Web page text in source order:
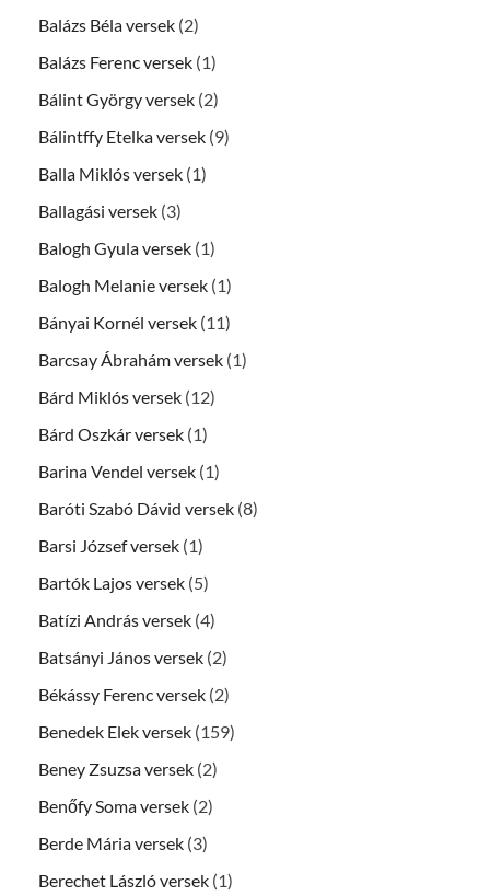
Balázs Béla versek (2)
Balázs Ferenc versek (1)
Bálint György versek (2)
Bálintffy Etelka versek (9)
Balla Miklós versek (1)
Ballagási versek (3)
Balogh Gyula versek (1)
Balogh Melanie versek (1)
Bányai Kornél versek (11)
Barcsay Ábrahám versek (1)
Bárd Miklós versek (12)
Bárd Oszkár versek (1)
Barina Vendel versek (1)
Baróti Szabó Dávid versek (8)
Barsi József versek (1)
Bartók Lajos versek (5)
Batízi András versek (4)
Batsányi János versek (2)
Békássy Ferenc versek (2)
Benedek Elek versek (159)
Beney Zsuzsa versek (2)
Benőfy Soma versek (2)
Berde Mária versek (3)
Berechet László versek (1)